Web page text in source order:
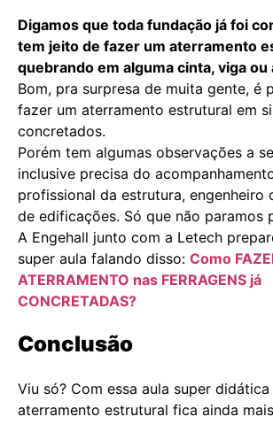
Digamos que toda fundação já foi
tem jeito de fazer um aterramento
quebrando em alguma cinta, viga ou
Bom, pra surpresa de muita gente, é
fazer um aterramento estrutural em
concretados.
Porém tem algumas observações a
inclusive precisa do
profissional da estrutura, engenheiro
de edificações. Só que não paramos
A Engehall junto com a Letech
super aula falando disso: Como
ATERRAMENTO nas FERRAGENS já
CONCRETADAS?
Conclusão
Viu só? Com essa aula super
aterramento estrutural fica ainda